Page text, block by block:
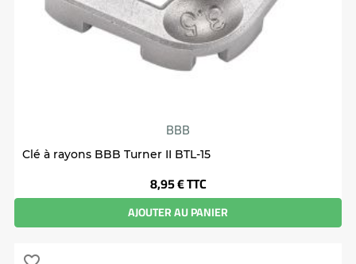
BBB
Clé à rayons BBB Turner II BTL-15
Prix
8,95 €TTC
AJOUTER AU PANIER